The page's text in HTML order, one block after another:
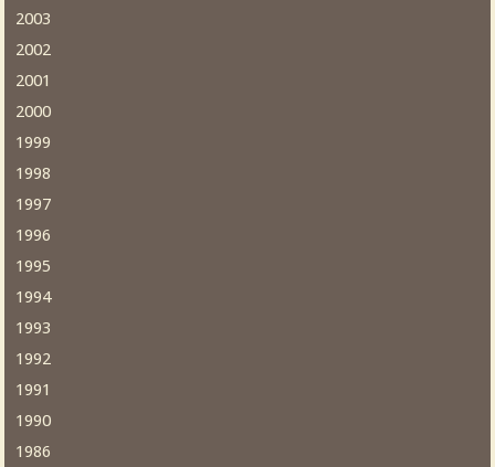
2003
2002
2001
2000
1999
1998
1997
1996
1995
1994
1993
1992
1991
1990
1986